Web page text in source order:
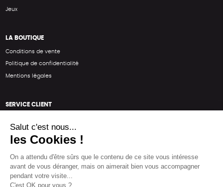
Jeux
LA BOUTIQUE
Conditions de vente
Politique de confidentialité
Mentions légales
SERVICE CLIENT
Suivi de commande
Nous contacter
Renvoyer des articles
SUIVEZ-NOUS